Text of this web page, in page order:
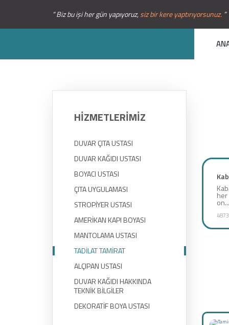
“ Biz bu işi her gün yapıyoruz,siz bir kere yaptırıyorsunuz. ”
HİZMETLERİMİZ
DUVAR ÇITA USTASI
DUVAR KAĞIDI USTASI
BOYACI USTASI
ÇITA UYGULAMASI
STROPİYER USTASI
AMERİKAN KAPI BOYASI
MANTOLAMA USTASI
TADİLAT TAMİRAT
ALÇIPAN USTASI
DUVAR KAĞIDI HAKKINDA
TEKNİK BİLGİLER
DEKORATİF BOYA USTASI
on...